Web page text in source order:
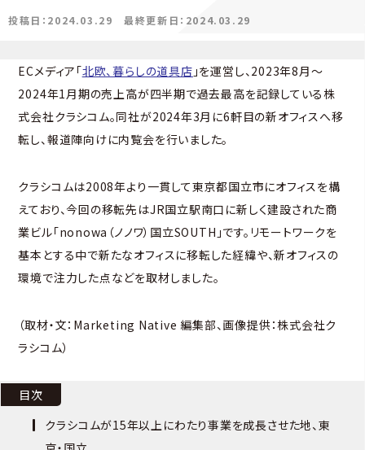
投稿日：2024.03.29 最終更新日：2024.03.29
ECメディア「北欧、暮らしの道具店 」を運営し、2023年8月～
2024年1月期の売上高が四半期で過去最高を記録している株
式会社クラシコム。同社が2024年3月に6軒目の新オフィスへ移
転し、報道陣向けに内覧会を行いました。
クラシコムは2008年より一貫して東京都国立市にオフィスを構
えており、今回の移転先はJR国立駅南口に新しく建設された商
業ビル「nonowa（ノノワ）国立SOUTH」です。リモートワークを
基本とする中で新たなオフィスに移転した経緯や、新オフィスの
環境で注力した点などを取材しました。
（取材・文：Marketing Native 編集部、画像提供：株式会社ク
ラシコム）
目次
クラシコムが15年以上にわたり事業を成長させた地、東